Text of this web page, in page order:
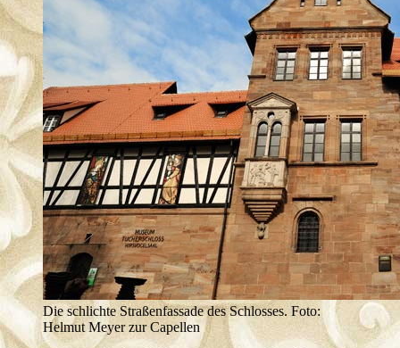
Die schlichte Straßenfassade des Schlosses. Foto:
Helmut Meyer zur Capellen